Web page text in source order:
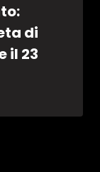
di
il 23